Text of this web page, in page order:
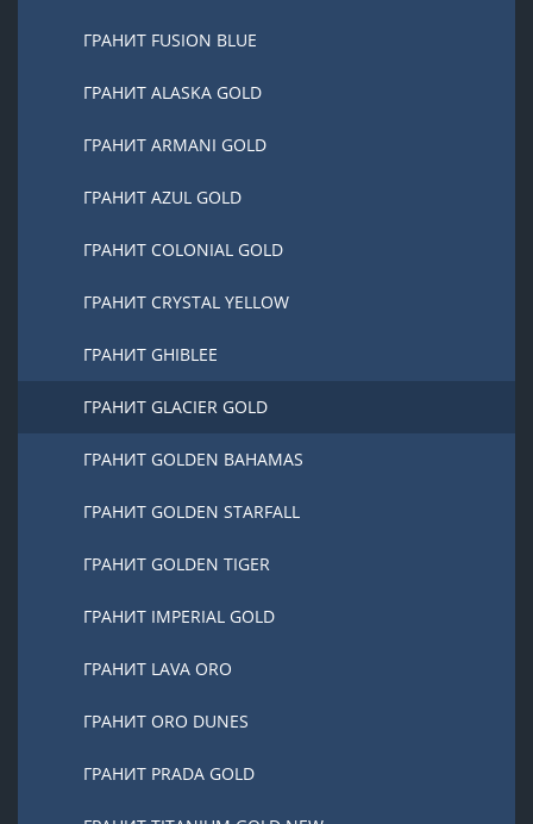
ГРАНИТ FUSION BLUE
ГРАНИТ ALASKA GOLD
ГРАНИТ ARMANI GOLD
ГРАНИТ AZUL GOLD
ГРАНИТ COLONIAL GOLD
ГРАНИТ CRYSTAL YELLOW
ГРАНИТ GHIBLEE
ГРАНИТ GLACIER GOLD
ГРАНИТ GOLDEN BAHAMAS
ГРАНИТ GOLDEN STARFALL
ГРАНИТ GOLDEN TIGER
ГРАНИТ IMPERIAL GOLD
ГРАНИТ LAVA ORO
ГРАНИТ ORO DUNES
ГРАНИТ PRADA GOLD